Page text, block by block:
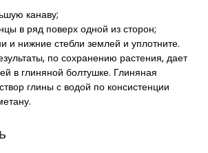
канаву;
в ряд поверх одной из сторон;
и нижние стебли землей и уплотните.
по сохранению растения, дает
в глиняной болтушке. Глиняная
глины с водой по консистенции